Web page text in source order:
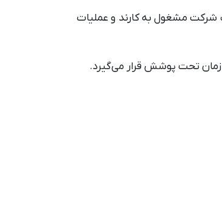
شرکت مشغول به کارند و عملیات
تحت پوشش قرار می‌گیرد.